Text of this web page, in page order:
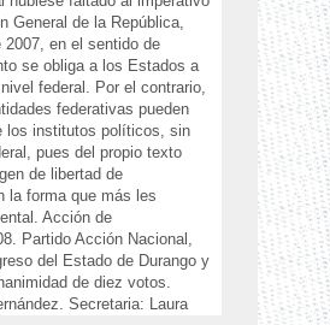
General de la República,
en el sentido de
se obliga a los Estados a
federal. Por el contrario,
federativas pueden
los institutos políticos, sin
pues del propio texto
de libertad de
la forma que más les
Acción de
Partido Acción Nacional,
del Estado de Durango y
de diez votos.
Secretaria: Laura